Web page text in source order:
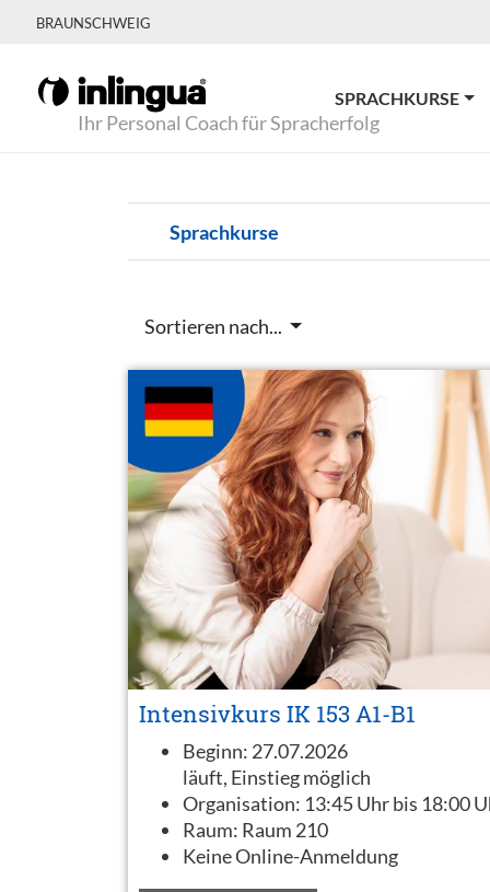
BRAUNSCHWEIG
Ihr Personal Coach für Spracherfolg
SPRACHKURSE
Sprachkurse
Sortieren nach...
Intensivkurs IK 153 A1-B1
Beginn: 27.07.2026
läuft, Einstieg möglich
Organisation: 13:45 Uhr bis 18:00
Raum: Raum 210
Keine Online-Anmeldung